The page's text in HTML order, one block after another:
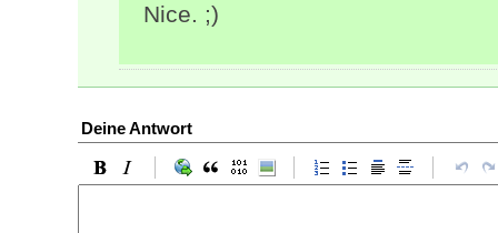
Nice. ;)
Deine Antwort